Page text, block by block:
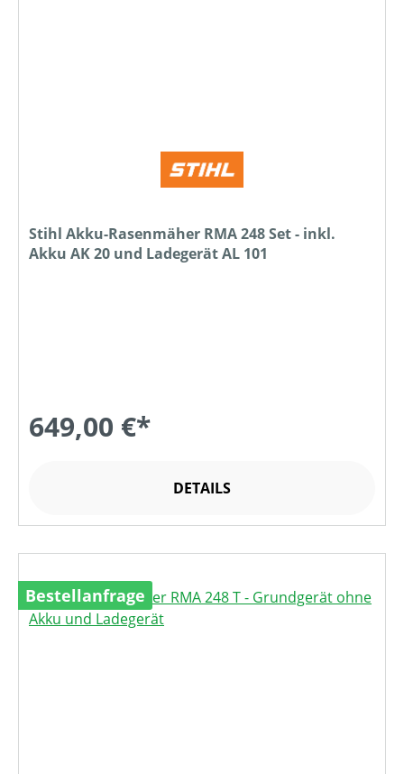
Stihl Akku-Rasenmäher RMA 248 Set - inkl.
Akku AK 20 und Ladegerät AL 101
649,00 €*
DETAILS
Bestellanfrage